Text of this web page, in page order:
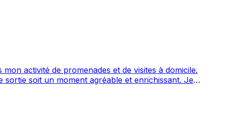
activité de promenades et de visites à domicile.
soit un moment agréable et enrichissant. Je
moi-même.